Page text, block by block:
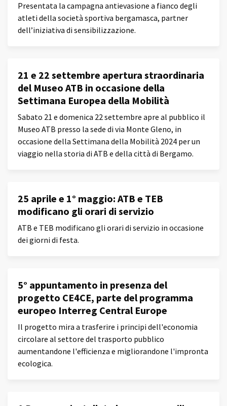
Presentata la campagna antievasione a fianco degli
atleti della società sportiva bergamasca, partner
dell’iniziativa di sensibilizzazione.
21 e 22 settembre apertura straordinaria
del Museo ATB in occasione della
Settimana Europea della Mobilità
Sabato 21 e domenica 22 settembre apre al pubblico il
Museo ATB presso la sede di via Monte Gleno, in
occasione della Settimana della Mobilità 2024 per un
viaggio nella storia di ATB e della città di Bergamo.
25 aprile e 1° maggio: ATB e TEB
modificano gli orari di servizio
ATB e TEB modificano gli orari di servizio in occasione
dei giorni di festa.
5° appuntamento in presenza del
progetto CE4CE, parte del programma
europeo Interreg Central Europe
Il progetto mira a trasferire i principi dell'economia
circolare al settore del trasporto pubblico
aumentandone l'efficienza e migliorandone l'impronta
ecologica.